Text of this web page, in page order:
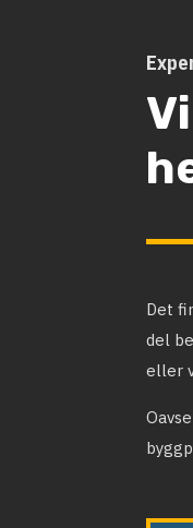
Det
del
eller